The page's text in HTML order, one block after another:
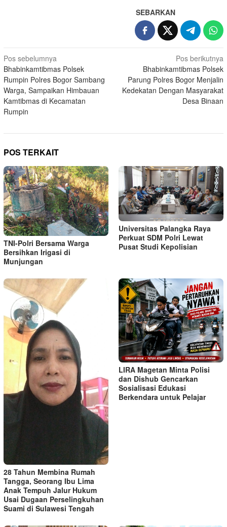
SEBARKAN
Navigasi
pos
Pos sebelumnya
Bhabinkamtibmas Polsek
Rumpin Polres Bogor Sambang
Warga, Sampaikan Himbauan
Kamtibmas di Kecamatan
Rumpin
Pos berikutnya
Bhabinkamtibmas Polsek
Parung Polres Bogor Menjalin
Kedekatan Dengan Masyarakat
Desa Binaan
POS TERKAIT
TNI-Polri Bersama Warga
Bersihkan Irigasi di
Munjungan
Universitas Palangka Raya
Perkuat SDM Polri Lewat
Pusat Studi Kepolisian
28 Tahun Membina Rumah
Tangga, Seorang Ibu Lima
Anak Tempuh Jalur Hukum
Usai Dugaan Perselingkuhan
Suami di Sulawesi Tengah
LIRA Magetan Minta Polisi
dan Dishub Gencarkan
Sosialisasi Edukasi
Berkendara untuk Pelajar